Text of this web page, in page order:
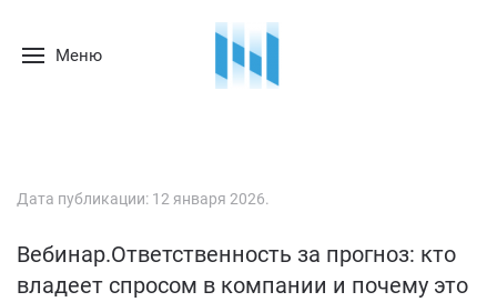
Меню
Дата публикации: 12 января 2026.
Вебинар.Ответственность за прогноз: кто
владеет спросом в компании и почему это